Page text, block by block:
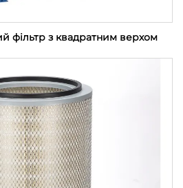
фільтр з квадратним верхом